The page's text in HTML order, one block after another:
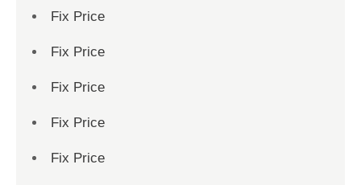
Fix Price
Fix Price
Fix Price
Fix Price
Fix Price